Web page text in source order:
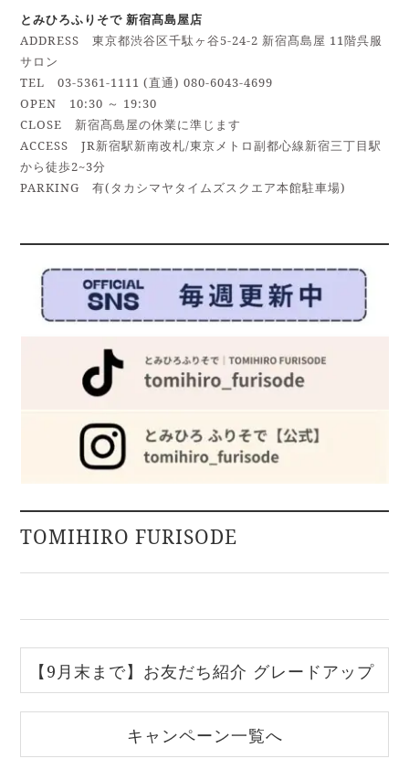
とみひろふりそで 新宿髙島屋店
ADDRESS 東京都渋谷区千駄ヶ谷5-24-2 新宿髙島屋 11階呉服
サロン
TEL 03-5361-1111 (直通) 080-6043-4699
OPEN 10:30 ～ 19:30
CLOSE 新宿髙島屋の休業に準じます
ACCESS JR新宿駅新南改札/東京メトロ副都心線新宿三丁目駅
から徒歩2~3分
PARKING 有(タカシマヤタイムズスクエア本館駐車場)
TOMIHIRO FURISODE
【9月末まで】お友だち紹介 グレードアップ
中｜とみひろふりそで
キャンペーン一覧へ